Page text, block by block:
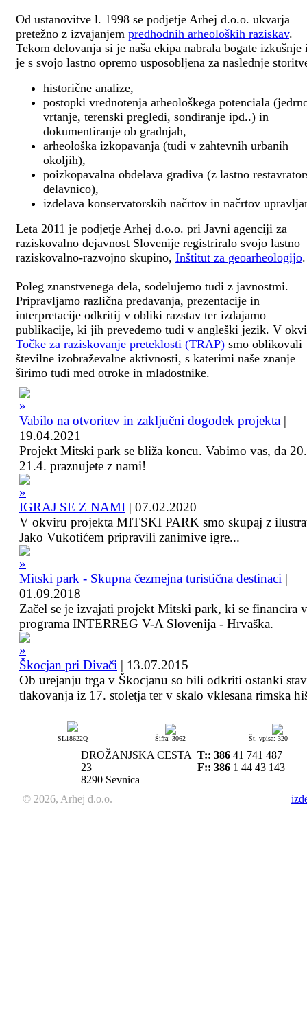
Od ustanovitve l. 1998 se podjetje Arhej d.o.o. ukvarja
pretežno z izvajanjem predhodnih arheoloških raziskav.
Tekom delovanja si je naša ekipa nabrala bogate izkušnje
je s svojo lastno opremo usposobljena za naslednje
historične analize,
postopki vrednotenja arheološkega potenciala
vrtanje, terenski pregledi, sondiranje ipd..) in
dokumentiranje ob gradnjah,
arheološka izkopavanja (tudi v zahtevnih urbanih
okoljih),
poizkopavalna obdelava gradiva (z lastno
delavnico),
izdelava konservatorskih načrtov in načrtov
Leta 2011 je podjetje Arhej d.o.o. pri Javni agenciji za
raziskovalno dejavnost Slovenije registriralo svojo lastno
raziskovalno-razvojno skupino, Inštitut za geoarheologijo.
Poleg znanstvenega dela, sodelujemo tudi z javnostmi.
Pripravljamo različna predavanja, prezentacije in
interpretacije odkritij v obliki razstav ter izdajamo
publikacije, ki jih prevedemo tudi v angleški jezik. V
Točke za raziskovanje preteklosti (TRAP) smo oblikovali
številne izobraževalne aktivnosti, s katerimi naše znanje
širimo tudi med otroke in mladostnike.
Vabilo na otvoritev in zaključni dogodek projekta |
19.04.2021
Projekt Mitski park se bliža koncu. Vabimo vas, da
21.4. praznujete z nami!
IGRAJ SE Z NAMI | 07.02.2020
V okviru projekta MITSKI PARK smo skupaj z
Jako Vukotićem pripravili zanimive igre...
Mitski park - Skupna čezmejna turistična destinaci |
01.09.2018
Začel se je izvajati projekt Mitski park, ki se financira
programa INTERREG V-A Slovenija - Hrvaška.
Škocjan pri Divači | 13.07.2015
Ob urejanju trga v Škocjanu so bili odkriti ostanki
tlakovanja iz 17. stoletja ter v skalo vklesana rimska
SL18622Q Šifra: 3062 Št. vpisa: 320
DROŽANJSKA CESTA
23
8290 Sevnica
T:: 386 41 741 487
F:: 386 1 44 43 143
© 2026, Arhej d.o.o.